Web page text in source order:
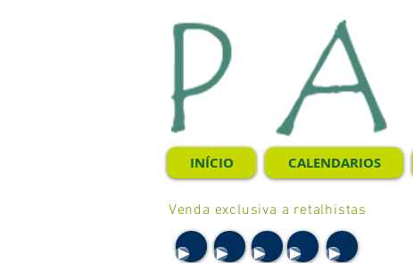
INÍCIO CALENDARIOS
Venda exclusiva a retalhistas